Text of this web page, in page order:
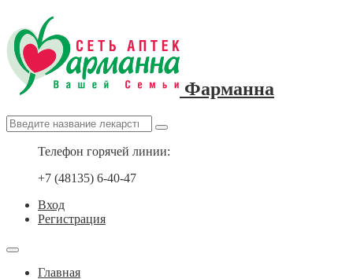
Фарманна
Телефон горячей линии:
+7 (48135) 6-40-47
Вход
Регистрация
Главная